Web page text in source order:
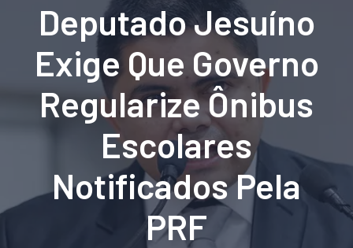
Deputado Jesuíno
Exige Que Governo
Regularize Ônibus
Escolares
Notificados Pela
PRF